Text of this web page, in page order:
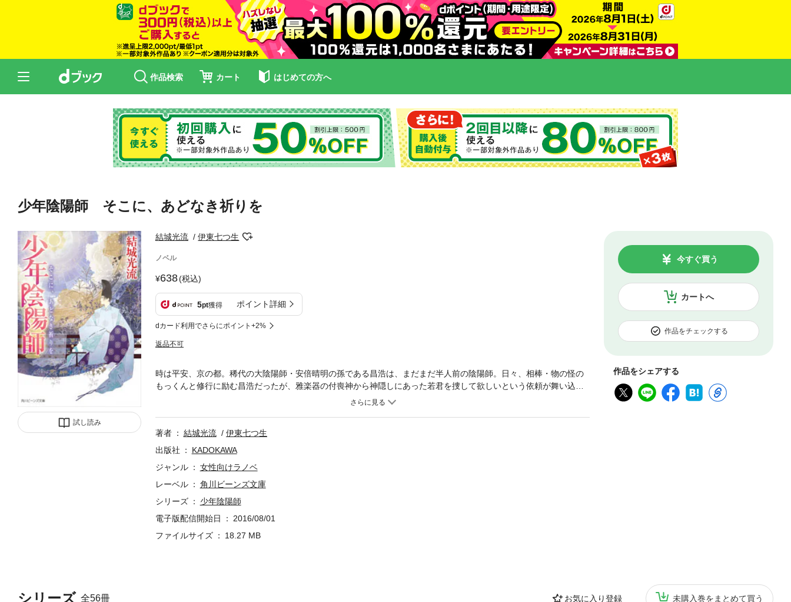
作品検索 カート はじめての方へ
少年陰陽師 そこに、あどなき祈りを
試し読み
結城光流 伊東七つ生
ノベル
638(税込)
5pt獲得 ポイント詳細
dカード利用でさらにポイント+2%
返品不可
カートへ
今すぐ買う
作品をチェックする
作品をシェアする
シリーズ 全56冊 お気に入り登録 未購入巻をまとめて買う
時は平安、京の都。稀代の大陰陽師・安倍晴明の孫である昌浩は、まだまだ半人前の陰陽師。日々、相棒・物の怪の
もっくんと修行に励む昌浩だったが、雅楽器の付喪神から神隠しにあった若君を捜して欲しいという依頼が舞い込ん
できて？ その頃、敏次は久しぶりに兄・康史が身罷った朝の夢を見ていた。陰陽師の見る夢には意味があると言う
著者 結城光流
伊東七つ生
出版社
KADOKAWA
ジャンル
女性向けラノベ
レーベル
角川ビーンズ文庫
シリーズ
少年陰陽師
電子版配信開始日
2016/08/01
ファイルサイズ
18.27 MB